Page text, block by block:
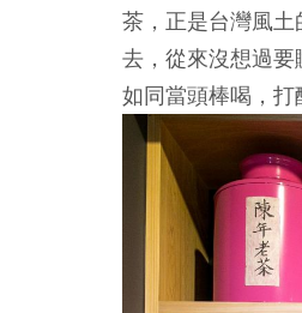
茶，正是台灣風
去，從來沒想過
如同當頭棒喝，打